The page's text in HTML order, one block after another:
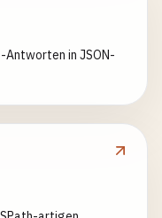
in JSON-